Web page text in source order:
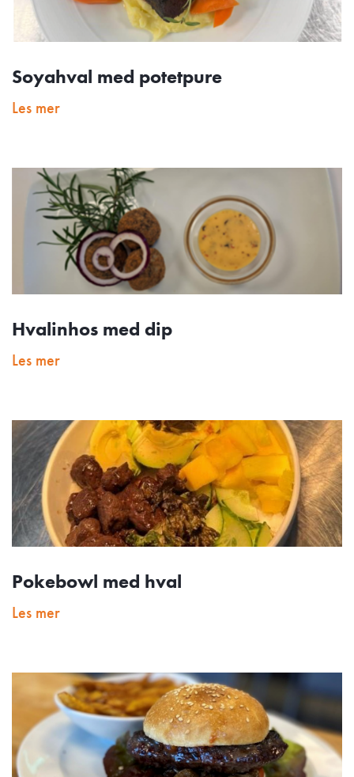
Soyahval med potetpure
Les mer
Hvalinhos med dip
Les mer
Pokebowl med hval
Les mer